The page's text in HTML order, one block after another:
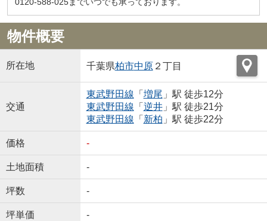
0120-588-025までいつでも承っております。
物件概要
所在地 千葉県柏市中原２丁目
交通
東武野田線 「 増尾 」駅 徒歩12分
東武野田線 「 逆井」駅 徒歩21分
東武野田線 「 新柏 」駅 徒歩22分
価格 -
土地面積 -
坪数 -
坪単価 -